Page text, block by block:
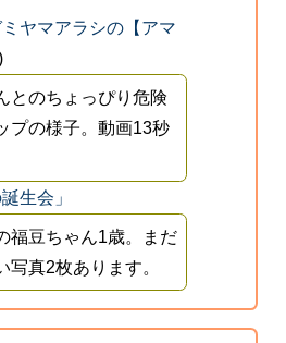
ヤマアラシの【アマ
とのちょっぴり危険
プの様子。動画13秒
生会」
福豆ちゃん1歳。まだ
写真2枚あります。